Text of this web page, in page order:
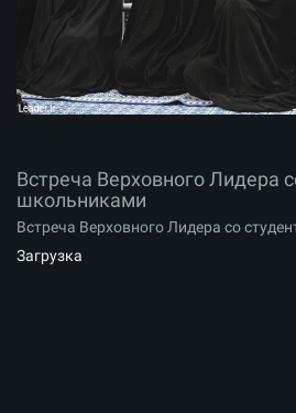
Встреча Верховного Лидера
школьниками
Встреча Верховного Лидера со
Загрузка